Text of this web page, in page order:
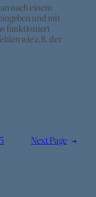
nach einem
und mit
funktioniert
wie z.B. der
5 Next Page →